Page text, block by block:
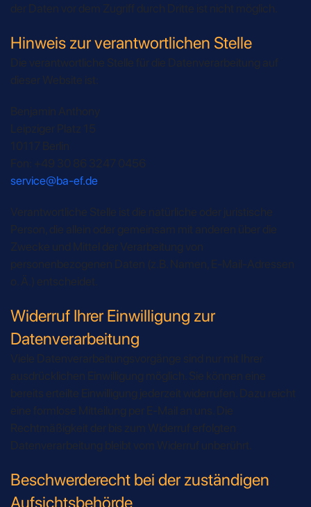
der Daten vor dem Zugriff durch Dritte ist nicht möglich.
Hinweis zur verantwortlichen Stelle
Die verantwortliche Stelle für die Datenverarbeitung auf
dieser Website ist:
Benjamin Anthony
Leipziger Platz 15
10117 Berlin
Fon: +49 30 86 3247 0456
service@ba-ef.de
Verantwortliche Stelle ist die natürliche oder juristische
Person, die allein oder gemeinsam mit anderen über die
Zwecke und Mittel der Verarbeitung von
personenbezogenen Daten (z.B. Namen, E-Mail-Adressen
o. Ä.) entscheidet.
Widerruf Ihrer Einwilligung zur
Datenverarbeitung
Viele Datenverarbeitungsvorgänge sind nur mit Ihrer
ausdrücklichen Einwilligung möglich. Sie können eine
bereits erteilte Einwilligung jederzeit widerrufen. Dazu reicht
eine formlose Mitteilung per E-Mail an uns. Die
Rechtmäßigkeit der bis zum Widerruf erfolgten
Datenverarbeitung bleibt vom Widerruf unberührt.
Beschwerderecht bei der zuständigen
Aufsichtsbehörde